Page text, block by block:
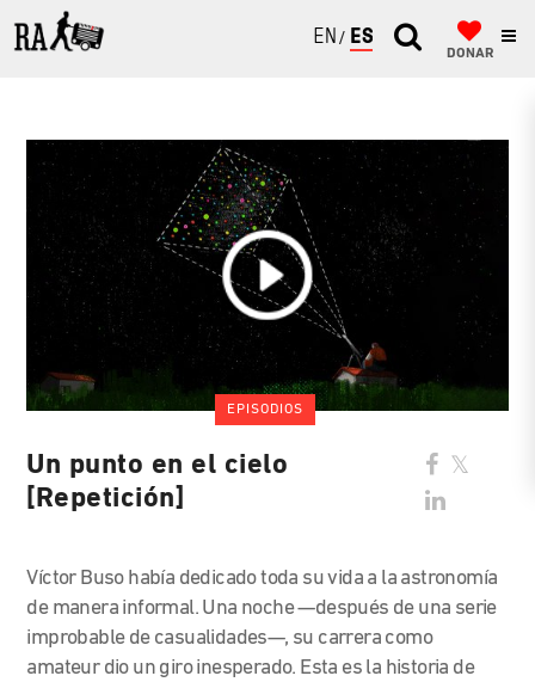
ENGLISH
ESPAÑOL
DONAR
EPISODIOS
Un punto en el cielo
[Repetición]
Víctor Buso había dedicado toda su vida a la astronomía
de manera informal. Una noche —después de una serie
improbable de casualidades—, su carrera como
amateur dio un giro inesperado. Esta es la historia de